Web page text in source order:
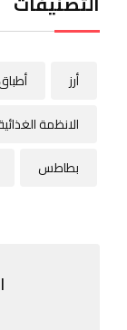
أطباق
الانظمة الغذائية
بطاطس